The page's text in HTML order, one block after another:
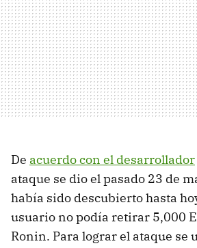
De acuerdo con el desarrollador
ataque se dio el pasado 23 de
había sido descubierto hasta
usuario no podía retirar 5,000
Ronin. Para lograr el ataque se